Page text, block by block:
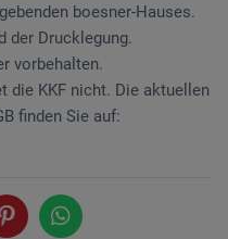
boesner-Hauses.
der Drucklegung.
vorbehalten.
die KKF nicht. Die aktuellen
finden Sie auf: